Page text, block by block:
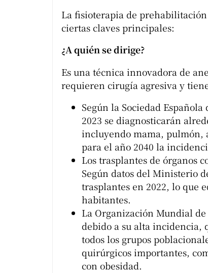
La fisioterapia de
ciertas claves principales:
¿A quién se dirige?
Es una técnica innovadora de
requieren cirugía agresiva y
Según la Sociedad
2023 se diagnosticarán
incluyendo mama, pulmón,
para el año 2040 la
Los trasplantes de órganos
Según datos del Ministerio
trasplantes en 2022, lo que
habitantes.
La Organización Mundial
debido a su alta incidencia,
todos los grupos
quirúrgicos importantes,
con obesidad.